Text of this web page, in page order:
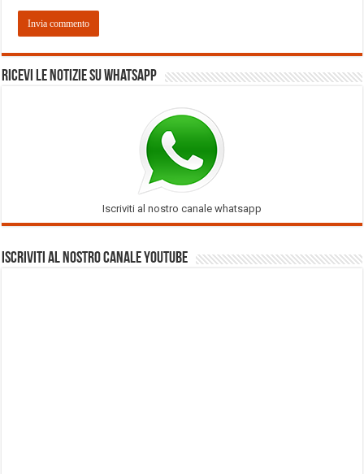
Ricevi le notizie su Whatsapp
Iscriviti al nostro canale whatsapp
Iscriviti al nostro Canale Youtube